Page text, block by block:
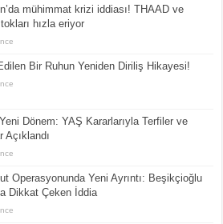
mühimmat krizi iddiası! THAAD ve
hızla eriyor
Bir Ruhun Yeniden Diriliş Hikayesi!
Dönem: YAŞ Kararlarıyla Terfiler ve
Açıklandı
Operasyonunda Yeni Ayrıntı: Beşikçioğlu
Dikkat Çeken İddia